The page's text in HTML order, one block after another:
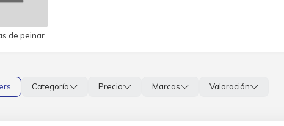
de peinar
Categoría Precio Marcas Valoración